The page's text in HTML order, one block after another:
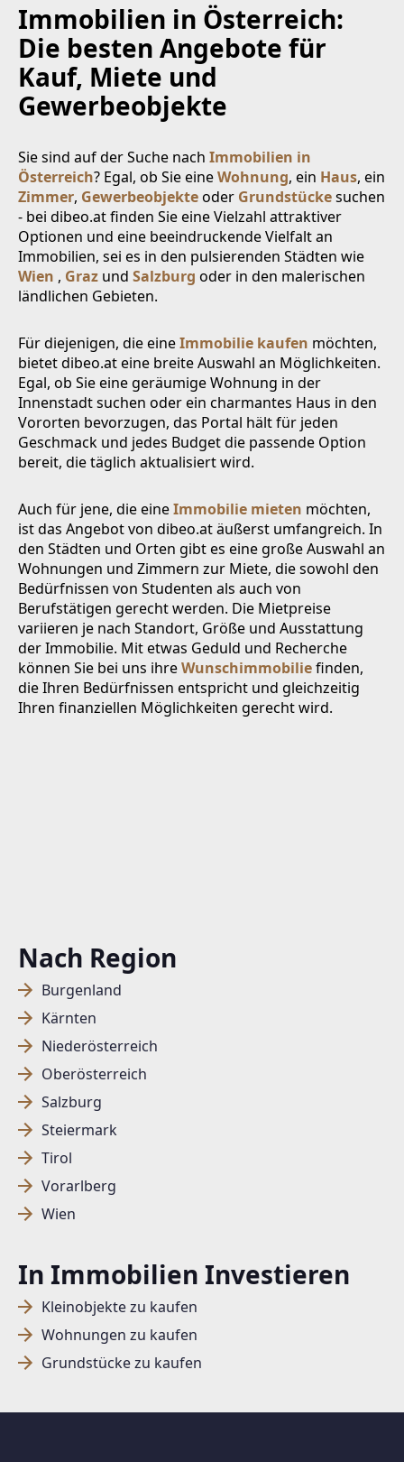
Nach Region
Burgenland
Kärnten
Niederösterreich
Oberösterreich
Salzburg
Steiermark
Tirol
Vorarlberg
Wien
In Immobilien Investieren
Kleinobjekte zu kaufen
Wohnungen zu kaufen
Grundstücke zu kaufen
SUCHAGENT ANLEGEN FÜR DIE
AKTUELLEN SUCHKRITERIEN
Dieser Filter wird viele Treffer erzeugen. Bitte setzen
Sie weitere Filter!
Ich stimme der Verarbeitung meiner Daten, wie
in denDatenschutzbestimmungenbeschrieben,
zu.
Immobilien in Österreich:
Die besten Angebote für
Kauf, Miete und
Gewerbeobjekte
Sie sind auf der Suche nach Immobilien in
Österreich? Egal, ob Sie eineWohnung, ein Haus, ein
Zimmer, Gewerbeobjekteoder Grundstückesuchen
- bei dibeo.at finden Sie eine Vielzahl attraktiver
Optionen und eine beeindruckende Vielfalt an
Immobilien, sei es in den pulsierenden Städten wie
Wien , Graz und Salzburg oder in den malerischen
ländlichen Gebieten.
Für diejenigen, die eineImmobilie kaufen möchten,
bietet dibeo.at eine breite Auswahl an Möglichkeiten.
Egal, ob Sie eine geräumige Wohnung in der
Innenstadt suchen oder ein charmantes Haus in den
Vororten bevorzugen, das Portal hält für jeden
Geschmack und jedes Budget die passende Option
bereit, die täglich aktualisiert wird.
Auch für jene, die eineImmobilie mieten möchten,
ist das Angebot von dibeo.at äußerst umfangreich. In
den Städten und Orten gibt es eine große Auswahl an
Wohnungen und Zimmern zur Miete, die sowohl den
Bedürfnissen von Studenten als auch von
Berufstätigen gerecht werden. Die Mietpreise
variieren je nach Standort, Größe und Ausstattung
der Immobilie. Mit etwas Geduld und Recherche
können Sie bei uns ihreWunschimmobiliefinden,
die Ihren Bedürfnissen entspricht und gleichzeitig
Ihren finanziellen Möglichkeiten gerecht wird.